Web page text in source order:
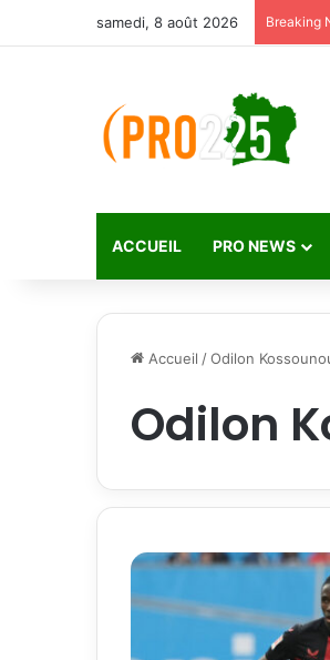
samedi, 8 août 2026 Breaking
ACCUEIL PRO NEWS
Accueil /Odilon
Odilon